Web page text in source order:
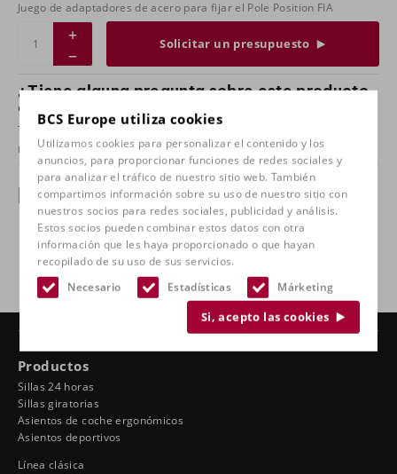
BCS Europe utiliza cookies
Utilizamos cookies para personalizar el contenido y los
anuncios, para proporcionar funciones de redes sociales y
para analizar el tráfico de nuestro sitio web. También
compartimos información sobre su uso de nuestro sitio con
nuestros socios para redes sociales, publicidad y análisis.
Estos socios pueden combinar estos datos con otra
información que les haya proporcionado o que hayan
recopilado de su uso de sus servicios.
Necesario
Estadísticas Márketing
Si, acepto las cookies
Juego de adaptadores de acero para fijar el Pole Position FIA
Solicitar un presupuesto
¿Tiene alguna pregunta sobre este producto
o quiere verlo en nuestra tienda?
Toma póngase en contacto con
nosotros.
Especificaciones
Aplicación Acero
Productos
Sillas 24 horas
Sillas giratorias
Asientos de coche ergonómicos
Asientos deportivos
Línea clásica